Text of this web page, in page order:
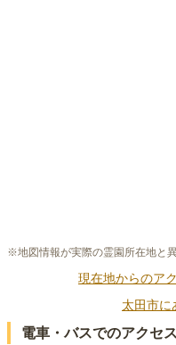
※地図情報が実際の霊園所在地と
現在地からのア
太田市に
電車・バスでのアクセ